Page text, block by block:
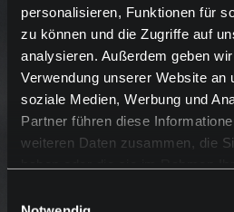
personalisieren, Funktionen für
zu können und die Zugriffe auf
analysieren. Außerdem geben
Verwendung unserer Website an
soziale Medien, Werbung und
Partner führen diese
weiteren Daten zusammen, die